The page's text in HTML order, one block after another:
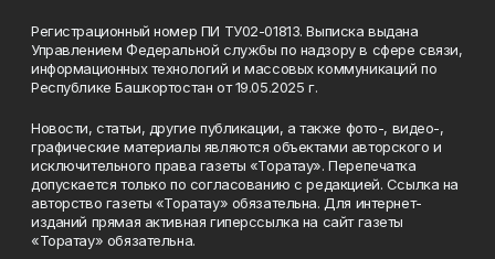
Регистрационный номер ПИ ТУ02-01813. Выписка выдана
Управлением Федеральной службы по надзору в сфере связи,
информационных технологий и массовых коммуникаций по
Республике Башкортостан от 19.05.2025 г.
Новости, статьи, другие публикации, а также фото-, видео-,
графические материалы являются объектами авторского и
исключительного права газеты «Торатау». Перепечатка
допускается только по согласованию с редакцией. Ссылка на
авторство газеты «Торатау» обязательна. Для интернет-
изданий прямая активная гиперссылка на сайт газеты
«Торатау» обязательна.